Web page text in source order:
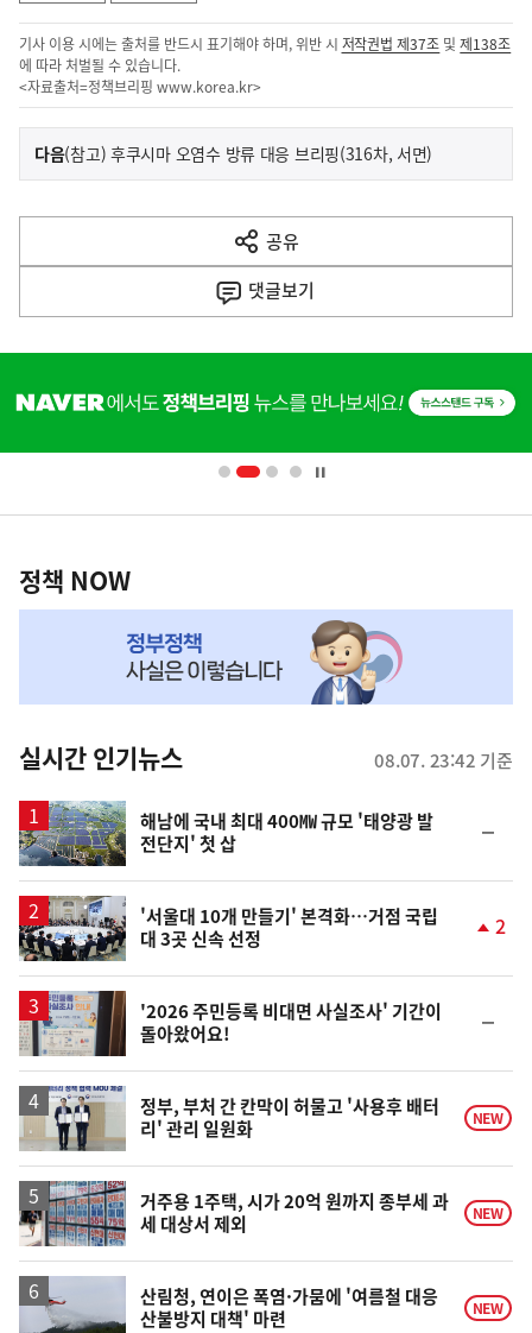
기사 이용 시에는 출처를 반드시 표기해야 하며, 위반 시 저작권법 제37조 및제138조
에 따라 처벌될 수 있습니다.
<자료출처=정책브리핑 www.korea.kr>
이
전
다
음
다음기
(참고) 후쿠시마 오염수 방류 대응 브리핑(316차, 서면)
공유
열
기
댓글보기
단
영
책
NOW,
뉴
스
정책 NOW
실시간 인기뉴스 08.07. 23:42 기준
해남에 국내 최대 400㎿ 규모 '태양광 발
전단지' 첫 삽
일
'서울대 10개 만들기' 본격화…거점 국립
대 3곳 신속 선정
상
2
'2026 주민등록 비대면 사실조사' 기간이
돌아왔어요!
일
정부, 부처 간 칸막이 허물고 '사용후 배터
리' 관리 일원화
NEW
거주용 1주택, 시가 20억 원까지 종부세 과
세 대상서 제외
NEW
산림청, 연이은 폭염·가뭄에 '여름철 대응
산불방지 대책' 마련
NEW